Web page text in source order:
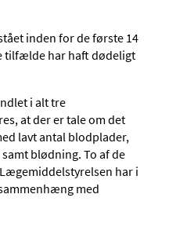
inden for de første 14
tilfælde har haft dødeligt
i alt tre
at der er tale om det
lavt antal blodplader,
blødning. To af de
har i
med